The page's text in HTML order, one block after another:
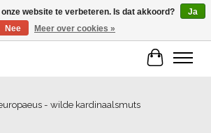
- wilde kardinaalsmuts
website te verbeteren. Is dat akkoord?
Ja
Nee
Meer over cookies »